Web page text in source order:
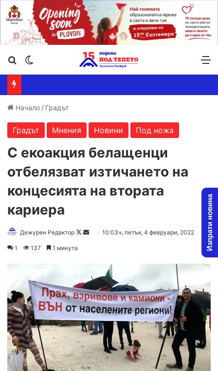
Търсене ...
Начало / Градът
Градът Мнения Новини Под ножа
С екоакция белащенци
отбелязват изтичането на
концесията на втората
кариера
Дежурен Редактор
F
w
o
n
X
a
n
e
m
a
l
10:03ч, петък, 4 февруари, 2022
1 137 1 минута Изпрати новина